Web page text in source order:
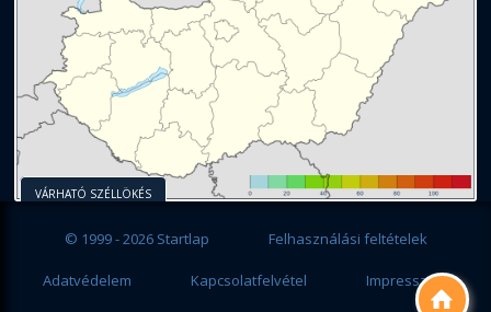

VÁRHATÓ SZÉLLÖKÉS
© 1999 - 2026 Startlap Felhasználási feltételek
Adatvédelem Kapcsolatfelvétel Impresszum